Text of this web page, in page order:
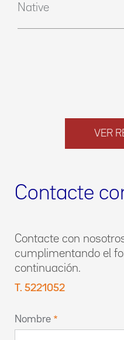
Native
VER
Contacte
Contacte con
cumplimentando el
continuación.
T. 5221052
Nombre